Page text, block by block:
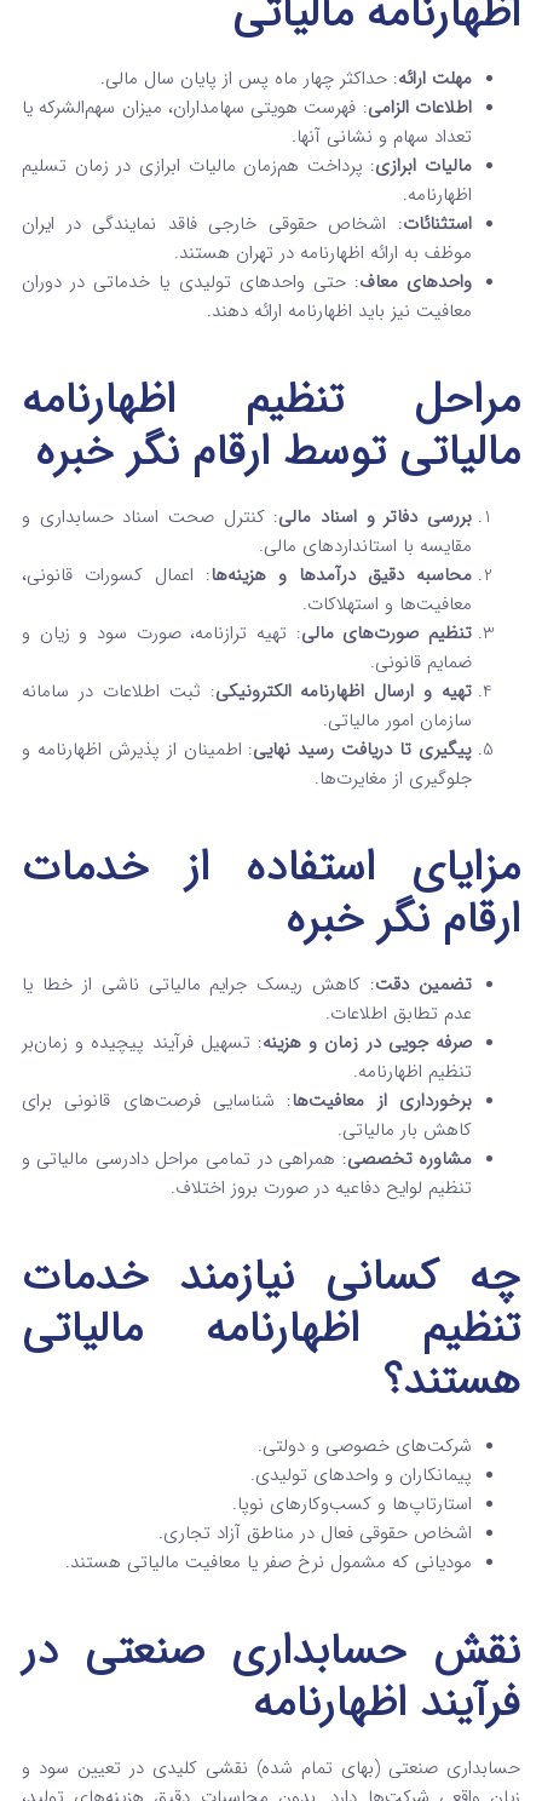
اظهارنامه مالیاتی
مهلت ارائه: حداکثر چهار ماه پس از پایان سال مالی.
اطلاعات الزامی: فهرست هویتی سهامداران، میزان سهم‌الشرکه یا
تعداد سهام و نشانی آنها.
مالیات ابرازی: پرداخت هم‌زمان مالیات ابرازی در زمان تسلیم
اظهارنامه.
استثنائات: اشخاص حقوقی خارجی فاقد نمایندگی در ایران
موظف به ارائه اظهارنامه در تهران هستند.
واحدهای معاف: حتی واحدهای تولیدی یا خدماتی در دوران
معافیت نیز باید اظهارنامه ارائه دهند.
مراحل تنظیم اظهارنامه
مالیاتی توسط ارقام نگر خبره
بررسی دفاتر و اسناد مالی: کنترل صحت اسناد حسابداری و
مقایسه با استانداردهای مالی.
محاسبه دقیق درآمدها و هزینه‌ها: اعمال کسورات قانونی،
معافیت‌ها و استهلاکات.
تنظیم صورت‌های مالی: تهیه ترازنامه، صورت سود و زیان و
ضمایم قانونی.
تهیه و ارسال اظهارنامه الکترونیکی: ثبت اطلاعات در سامانه
سازمان امور مالیاتی.
پیگیری تا دریافت رسید نهایی: اطمینان از پذیرش اظهارنامه و
جلوگیری از مغایرت‌ها.
مزایای استفاده از خدمات
ارقام نگر خبره
تضمین دقت: کاهش ریسک جرایم مالیاتی ناشی از خطا یا
عدم تطابق اطلاعات.
صرفه‌ جویی در زمان و هزینه: تسهیل فرآیند پیچیده و زمان‌بر
تنظیم اظهارنامه.
برخورداری از معافیت‌ها: شناسایی فرصت‌های قانونی برای
کاهش بار مالیاتی.
مشاوره تخصصی: همراهی در تمامی مراحل دادرسی مالیاتی و
تنظیم لوایح دفاعیه در صورت بروز اختلاف.
چه کسانی نیازمند خدمات
تنظیم اظهارنامه مالیاتی
هستند؟
شرکت‌های خصوصی و دولتی.
پیمانکاران و واحدهای تولیدی.
استارتاپ‌ها و کسب‌وکارهای نوپا.
اشخاص حقوقی فعال در مناطق آزاد تجاری.
مودیانی که مشمول نرخ صفر یا معافیت مالیاتی هستند.
نقش حسابداری صنعتی در
فرآیند اظهارنامه
حسابداری صنعتی (بهای تمام‌ شده) نقشی کلیدی در تعیین سود و